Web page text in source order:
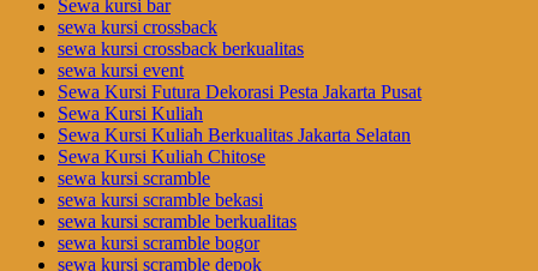
Sewa kursi bar
sewa kursi crossback
sewa kursi crossback berkualitas
sewa kursi event
Sewa Kursi Futura Dekorasi Pesta Jakarta Pusat
Sewa Kursi Kuliah
Sewa Kursi Kuliah Berkualitas Jakarta Selatan
Sewa Kursi Kuliah Chitose
sewa kursi scramble
sewa kursi scramble bekasi
sewa kursi scramble berkualitas
sewa kursi scramble bogor
sewa kursi scramble depok